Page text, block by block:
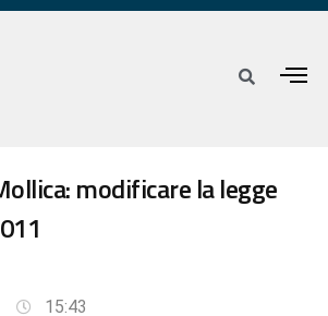
modificare la legge
15:43